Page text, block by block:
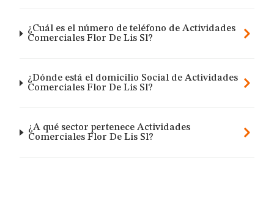
¿Cuál es el número de teléfono de Actividades
Comerciales Flor De Lis Sl?
¿Dónde está el domicilio Social de Actividades
Comerciales Flor De Lis Sl?
¿A qué sector pertenece Actividades
Comerciales Flor De Lis Sl?